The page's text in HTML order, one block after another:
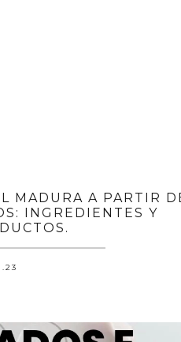
MADURA A PARTIR
INGREDIENTES Y